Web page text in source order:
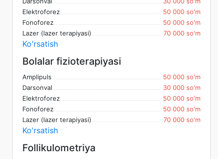
Elektroforez
50 000 so'm
Fonoforez
50 000 so'm
Lazer (lazer terapiyasi)
70 000 so'm
Ko'rsatish
Bolalar fizioterapiyasi
Amplipuls
50 000 so'm
Darsonval
30 000 so'm
Elektroforez
50 000 so'm
Fonoforez
50 000 so'm
Lazer (lazer terapiyasi)
70 000 so'm
Ko'rsatish
Follikulometriya